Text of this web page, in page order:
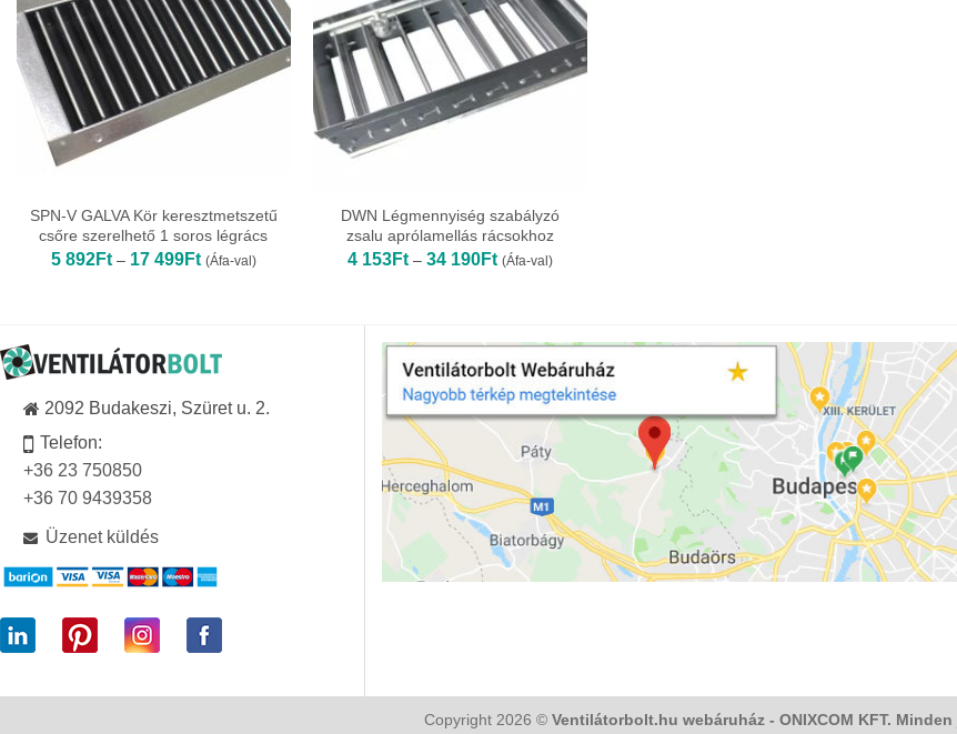
SPN-V GALVA Kör keresztmetszetű
csőre szerelhető 1 soros légrács
5 892Ft – 17 499FtÁrtartomány:
5
(Áfa-val)
DWN Légmennyiség szabályzó
zsalu aprólamellás rácsokhoz
4 153Ft – 34 190FtÁrtartomány:
4
(Áfa-val)
2092 Budakeszi, Szüret u. 2.
Telefon:
+36 23 750850
+36 70 9439358
Üzenet küldés
Copyright 2026 © Ventilátorbolt.hu webáruház - ONIXCOM KFT.